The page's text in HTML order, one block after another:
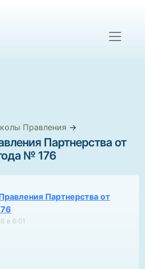
Правления →
Партнерства от
№ 176
Партнерства от
в 6:01